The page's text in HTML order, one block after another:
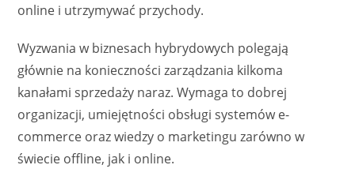
online i utrzymywać przychody.
Wyzwania w biznesach hybrydowych polegają
głównie na konieczności zarządzania kilkoma
kanałami sprzedaży naraz. Wymaga to dobrej
organizacji, umiejętności obsługi systemów e-
commerce oraz wiedzy o marketingu zarówno w
świecie offline, jak i online.